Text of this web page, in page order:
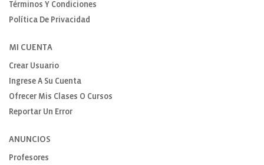
Términos Y Condiciones
Política De Privacidad
MI CUENTA
Crear Usuario
Ingrese A Su Cuenta
Ofrecer Mis Clases O Cursos
Reportar Un Error
ANUNCIOS
Profesores